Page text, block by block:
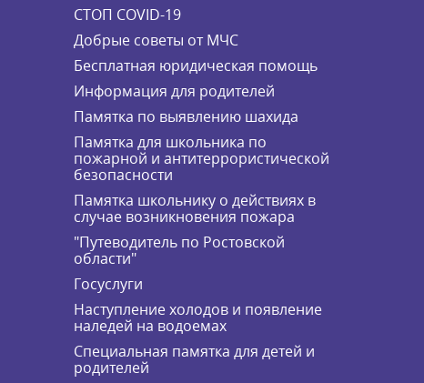
СТОП COVID-19
Добрые советы от МЧС
Бесплатная юридическая помощь
Информация для родителей
Памятка по выявлению шахида
Памятка для школьника по
пожарной и антитеррористической
безопасности
Памятка школьнику о действиях в
случае возникновения пожара
"Путеводитель по Ростовской
области"
Госуслуги
Наступление холодов и появление
наледей на водоемах
Специальная памятка для детей и
родителей